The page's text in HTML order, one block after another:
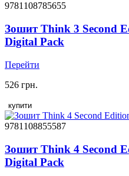
9781108785655
Зошит Think 3 Second
Digital Pack
Перейти
526 грн.
купити
9781108855587
Зошит Think 4 Second
Digital Pack